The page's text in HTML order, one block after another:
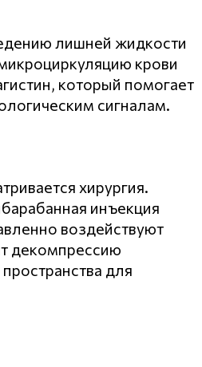
лишней жидкости
крови
который помогает
сигналам.
хирургия.
инъекция
воздействуют
декомпрессию
для